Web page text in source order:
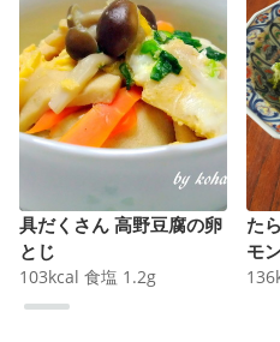
具だくさん 高野豆腐の卵
とじ
103kcal 食塩 1.2g
た
モ
136